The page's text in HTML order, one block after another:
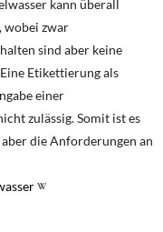
kann überall
wobei zwar
sind aber keine
Etikettierung als
einer
zulässig. Somit ist es
die Anforderungen an